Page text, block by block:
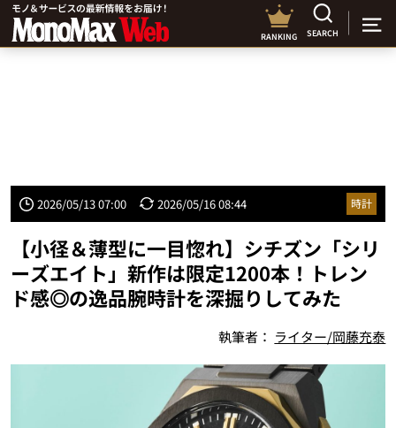
RANKING SEARCH
2026/05/13 07:00 2026/05/16 08:44 時計
【小径＆薄型に一目惚れ】シチズン「シリ
ーズエイト」新作は限定1200本！トレン
ド感◎の逸品腕時計を深掘りしてみた
執筆者： ライター/岡藤充泰